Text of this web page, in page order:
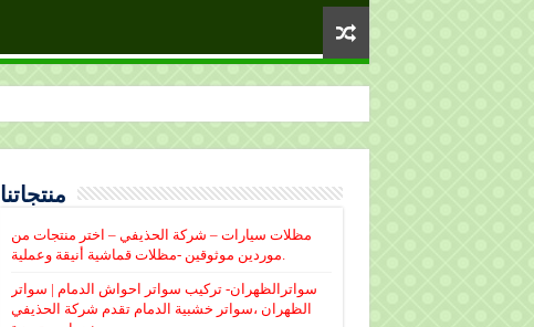
منتجاتنا
مظلات سيارات – شركة الحذيفي – اختر منتجات من
موردين موثوقين -مظلات قماشية أنيقة وعملية.
سواترالظهران- تركيب سواتر احواش الدمام | سواتر
الظهران ،سواتر خشبية الدمام تقدم شركة الحذيفي